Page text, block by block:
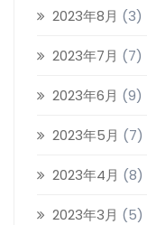
2023年8月 (3)
2023年7月 (7)
2023年6月 (9)
2023年5月 (7)
2023年4月 (8)
2023年3月 (5)